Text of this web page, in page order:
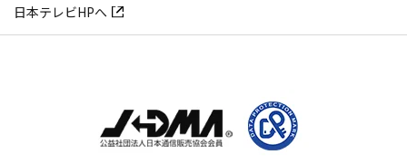
日本テレビHPへ